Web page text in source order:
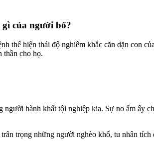
của người bố?
hiện thái độ nghiêm khắc căn dặn con
thần cho họ.
hành khất tội nghiệp kia. Sự no ấm ấy
trọng những người nghèo khổ, tu nhân